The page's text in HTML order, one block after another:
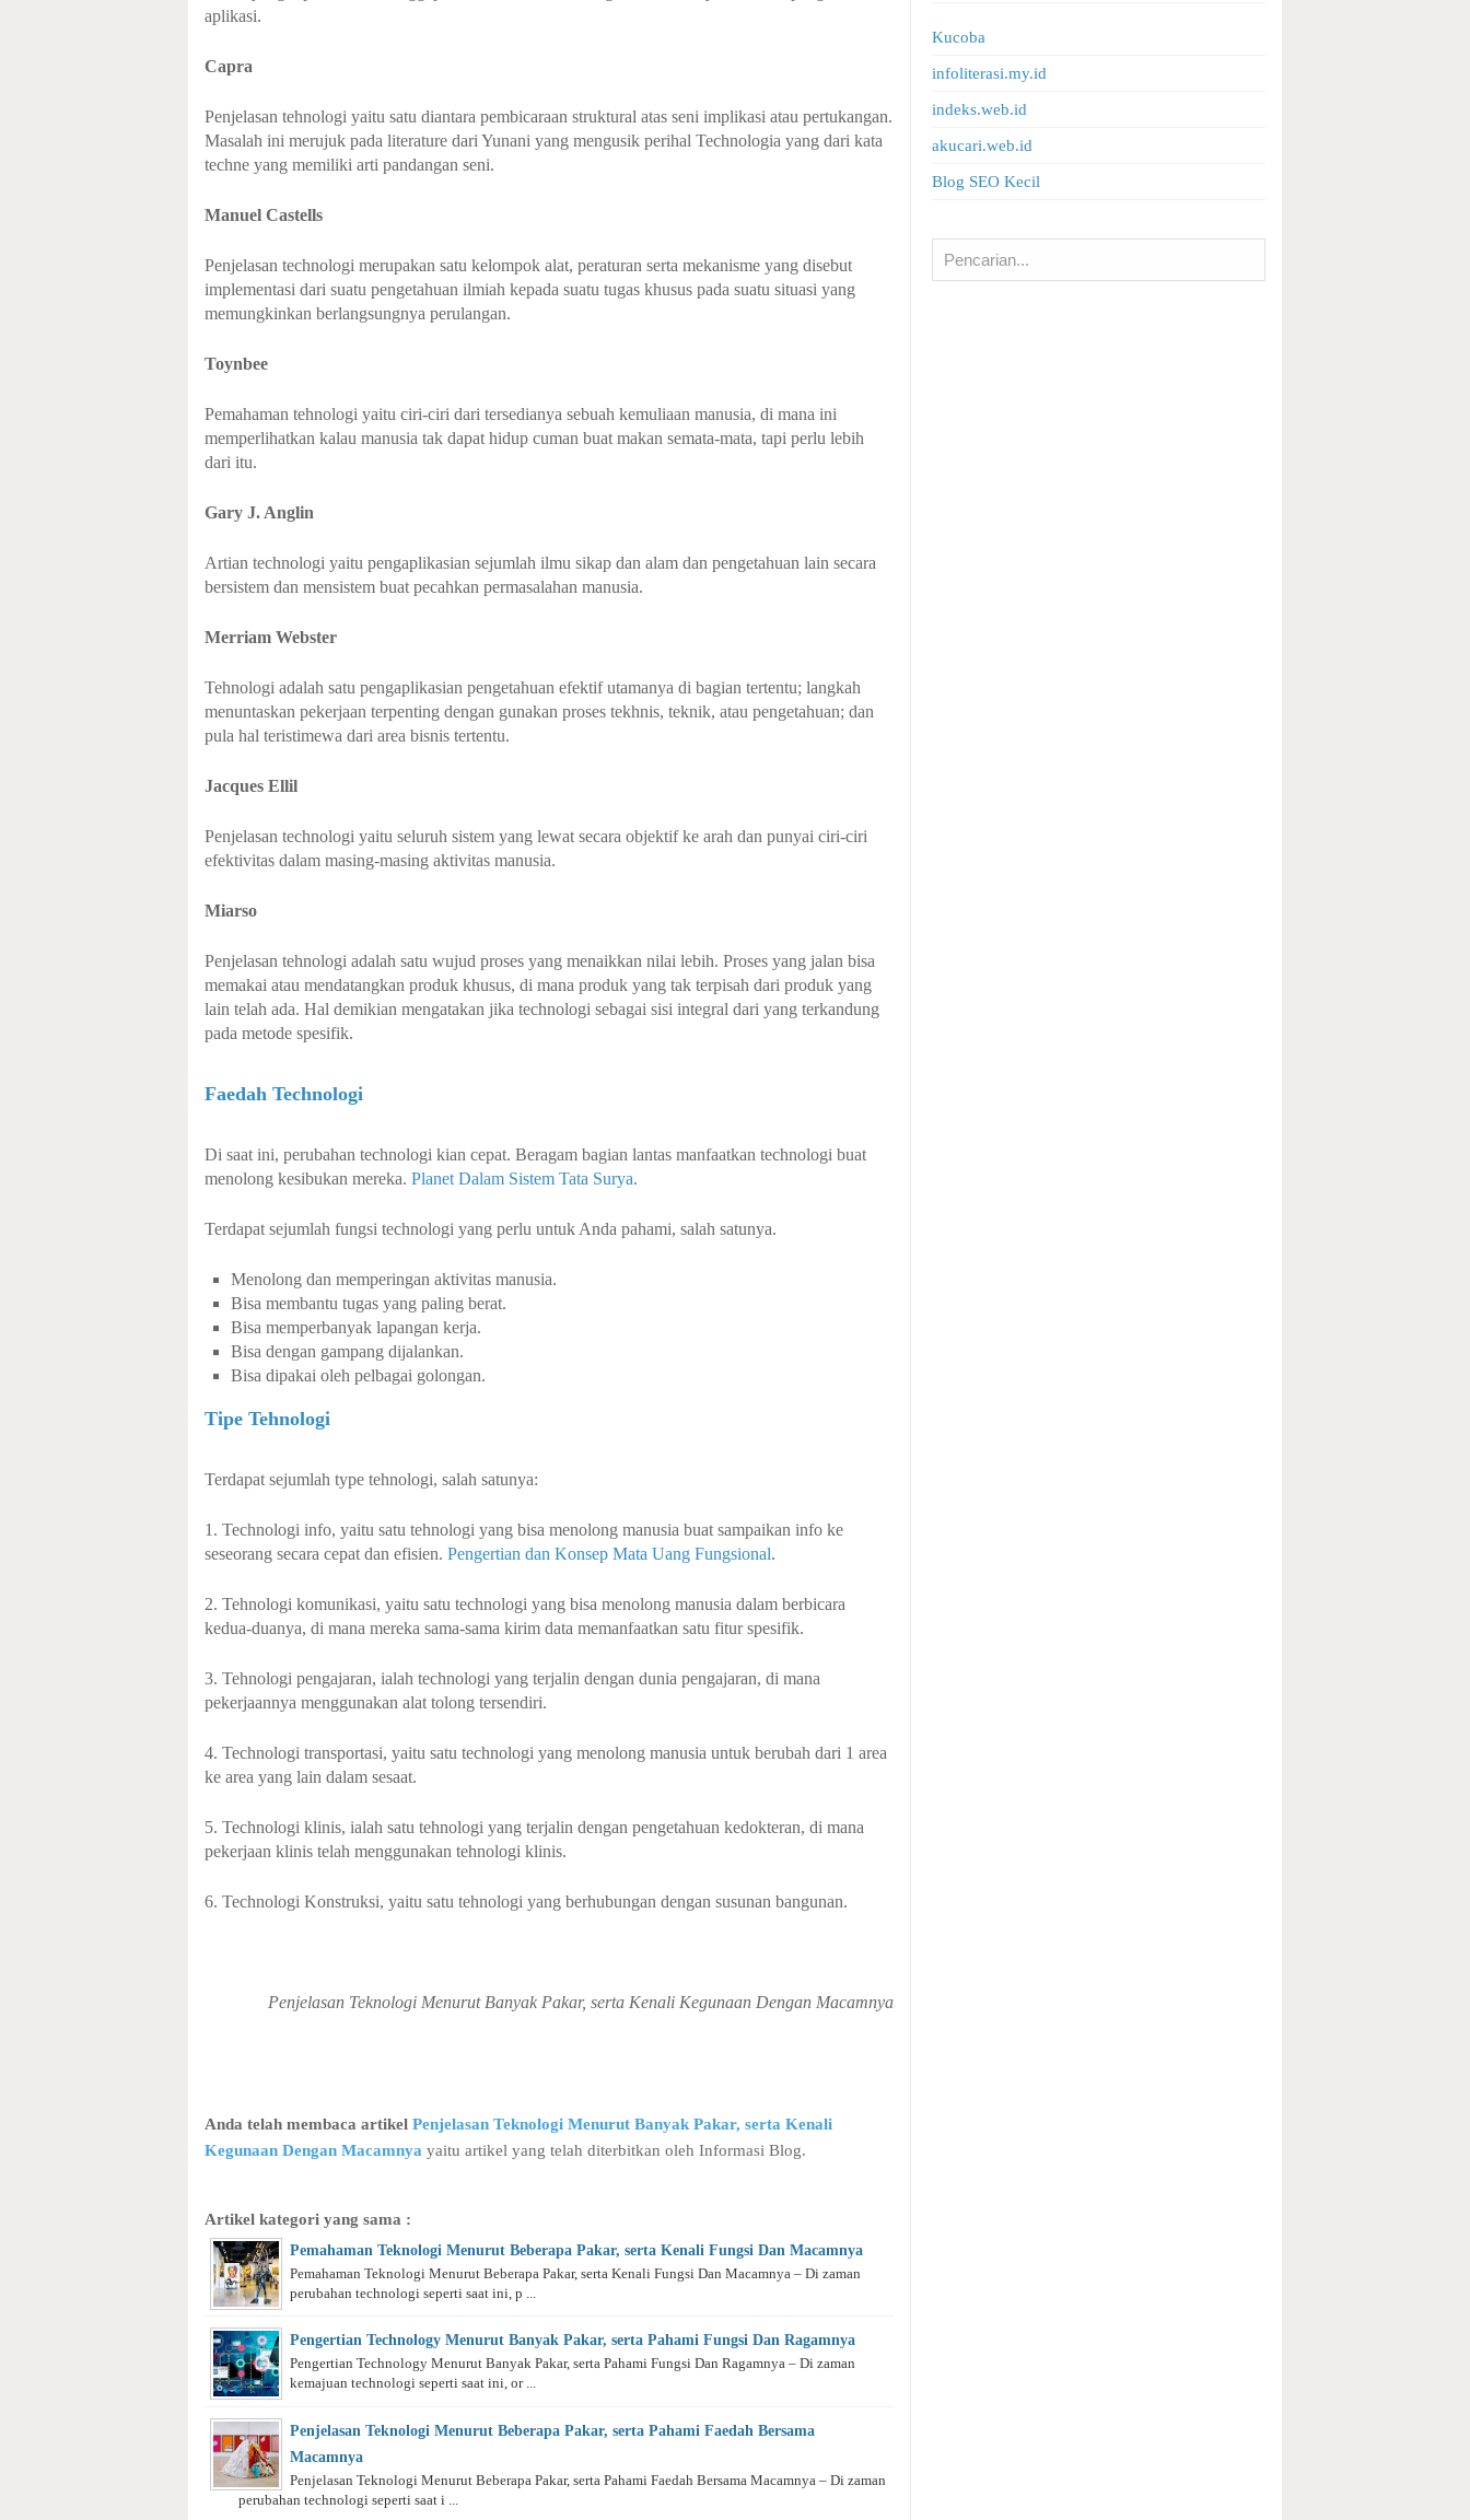
aplikasi.
Capra
Penjelasan tehnologi yaitu satu diantara pembicaraan struktural atas seni implikasi atau pertukangan.
Masalah ini merujuk pada literature dari Yunani yang mengusik perihal Technologia yang dari kata
techne yang memiliki arti pandangan seni.
Manuel Castells
Penjelasan technologi merupakan satu kelompok alat, peraturan serta mekanisme yang disebut
implementasi dari suatu pengetahuan ilmiah kepada suatu tugas khusus pada suatu situasi yang
memungkinkan berlangsungnya perulangan.
Toynbee
Pemahaman tehnologi yaitu ciri-ciri dari tersedianya sebuah kemuliaan manusia, di mana ini
memperlihatkan kalau manusia tak dapat hidup cuman buat makan semata-mata, tapi perlu lebih
dari itu.
Gary J. Anglin
Artian technologi yaitu pengaplikasian sejumlah ilmu sikap dan alam dan pengetahuan lain secara
bersistem dan mensistem buat pecahkan permasalahan manusia.
Merriam Webster
Tehnologi adalah satu pengaplikasian pengetahuan efektif utamanya di bagian tertentu; langkah
menuntaskan pekerjaan terpenting dengan gunakan proses tekhnis, teknik, atau pengetahuan; dan
pula hal teristimewa dari area bisnis tertentu.
Jacques Ellil
Penjelasan technologi yaitu seluruh sistem yang lewat secara objektif ke arah dan punyai ciri-ciri
efektivitas dalam masing-masing aktivitas manusia.
Miarso
Penjelasan tehnologi adalah satu wujud proses yang menaikkan nilai lebih. Proses yang jalan bisa
memakai atau mendatangkan produk khusus, di mana produk yang tak terpisah dari produk yang
lain telah ada. Hal demikian mengatakan jika technologi sebagai sisi integral dari yang terkandung
pada metode spesifik.
Faedah Technologi
Di saat ini, perubahan technologi kian cepat. Beragam bagian lantas manfaatkan technologi buat
menolong kesibukan mereka. Planet Dalam Sistem Tata Surya.
Terdapat sejumlah fungsi technologi yang perlu untuk Anda pahami, salah satunya.
Menolong dan memperingan aktivitas manusia.
Bisa membantu tugas yang paling berat.
Bisa memperbanyak lapangan kerja.
Bisa dengan gampang dijalankan.
Bisa dipakai oleh pelbagai golongan.
Tipe Tehnologi
Terdapat sejumlah type tehnologi, salah satunya:
1. Technologi info, yaitu satu tehnologi yang bisa menolong manusia buat sampaikan info ke
seseorang secara cepat dan efisien. Pengertian dan Konsep Mata Uang Fungsional.
2. Tehnologi komunikasi, yaitu satu technologi yang bisa menolong manusia dalam berbicara
kedua-duanya, di mana mereka sama-sama kirim data memanfaatkan satu fitur spesifik.
3. Tehnologi pengajaran, ialah technologi yang terjalin dengan dunia pengajaran, di mana
pekerjaannya menggunakan alat tolong tersendiri.
4. Technologi transportasi, yaitu satu technologi yang menolong manusia untuk berubah dari 1 area
ke area yang lain dalam sesaat.
5. Technologi klinis, ialah satu tehnologi yang terjalin dengan pengetahuan kedokteran, di mana
pekerjaan klinis telah menggunakan tehnologi klinis.
6. Technologi Konstruksi, yaitu satu tehnologi yang berhubungan dengan susunan bangunan.
Penjelasan Teknologi Menurut Banyak Pakar, serta Kenali Kegunaan Dengan Macamnya
Anda telah membaca artikel Penjelasan Teknologi Menurut Banyak Pakar, serta Kenali
Kegunaan Dengan Macamnya yaitu artikel yang telah diterbitkan oleh Informasi Blog.
Artikel kategori yang sama :
Pemahaman Teknologi Menurut Beberapa Pakar, serta Kenali Fungsi Dan Macamnya
Pemahaman Teknologi Menurut Beberapa Pakar, serta Kenali Fungsi Dan Macamnya – Di zaman
perubahan technologi seperti saat ini, p ...
Pengertian Technology Menurut Banyak Pakar, serta Pahami Fungsi Dan Ragamnya
Pengertian Technology Menurut Banyak Pakar, serta Pahami Fungsi Dan Ragamnya – Di zaman
kemajuan technologi seperti saat ini, or ...
Penjelasan Teknologi Menurut Beberapa Pakar, serta Pahami Faedah Bersama
Macamnya
Penjelasan Teknologi Menurut Beberapa Pakar, serta Pahami Faedah Bersama Macamnya – Di zaman
perubahan technologi seperti saat i ...
Kucoba
infoliterasi.my.id
indeks.web.id
akucari.web.id
Blog SEO Kecil